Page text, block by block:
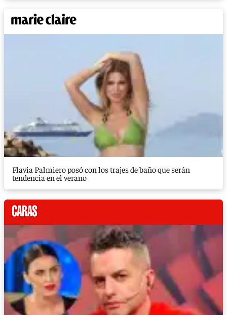
Flavia Palmiero posó con los trajes de baño que serán
tendencia en el verano